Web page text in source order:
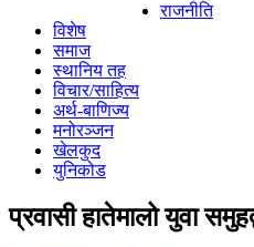
राजनीति
विशेष
समाज
स्थानिय तह
विचार/साहित्य
अर्थ-बाणिज्य
मनोरञ्जन
खेलकुद
युनिकोड
प्रवासी हातेमालो युवा